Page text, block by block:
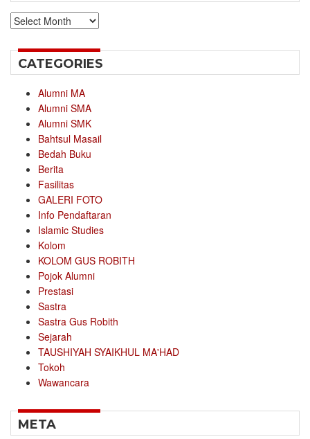
Archives
CATEGORIES
Alumni MA
Alumni SMA
Alumni SMK
Bahtsul Masail
Bedah Buku
Berita
Fasilitas
GALERI FOTO
Info Pendaftaran
Islamic Studies
Kolom
KOLOM GUS ROBITH
Pojok Alumni
Prestasi
Sastra
Sastra Gus Robith
Sejarah
TAUSHIYAH SYAIKHUL MA'HAD
Tokoh
Wawancara
META